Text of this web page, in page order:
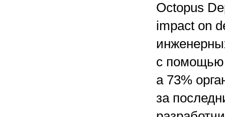
Octopus
impact on
с помощью
а 73%
за